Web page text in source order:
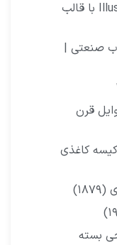
⚠️ طرح گرافیکی در Illustrator با قالب
صنعتی |
قرن
کاغذى
بسته